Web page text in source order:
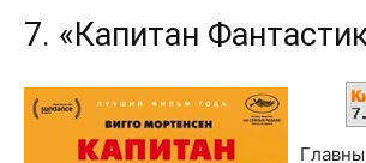
7. «Капитан